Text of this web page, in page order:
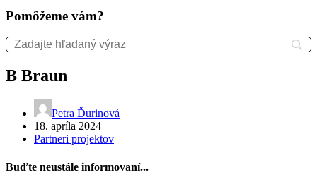
Pomôžeme vám?
B Braun
Petra Ďurinová
18. apríla 2024
Partneri projektov
Buďte neustále informovaní...